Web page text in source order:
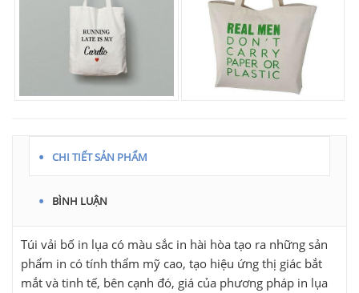
CHI TIẾT SẢN PHẨM
BÌNH LUẬN
Túi vải bố in lụa có màu sắc in hài hòa tạo ra những sản
phẩm in có tính thẩm mỹ cao, tạo hiệu ứng thị giác bắt
mắt và tinh tế, bên cạnh đó, giá của phương pháp in lụa